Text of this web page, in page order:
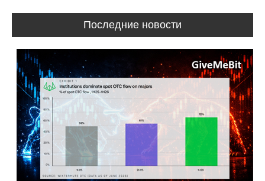
Последние новости